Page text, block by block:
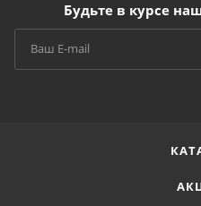
Будьте в курсе